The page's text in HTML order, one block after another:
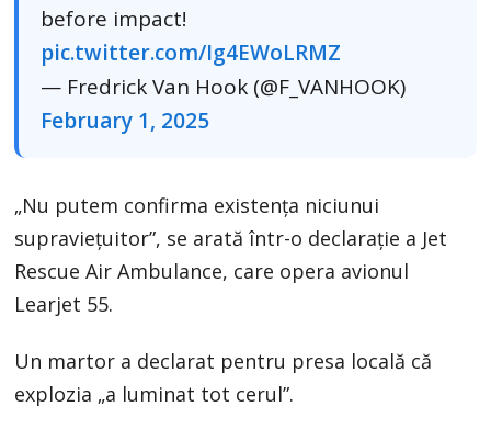
before impact!
pic.twitter.com/Ig4EWoLRMZ
— Fredrick Van Hook (@F_VANHOOK)
February 1, 2025
„Nu putem confirma existența niciunui
supraviețuitor”, se arată într-o declarație a Jet
Rescue Air Ambulance, care opera avionul
Learjet 55.
Un martor a declarat pentru presa locală că
explozia „a luminat tot cerul”.